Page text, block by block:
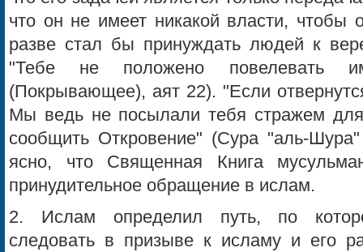
что он не имеет никакой власти,
разве стал бы принуждать людей к
"Тебе не положено повелевать
(Покрывающее), аят 22). "Если
Мы ведь не посылали тебя стражем
сообщить Откровение" (Сура "аль-
ясно, что Священная Книга мусульман
принудительное обращение в ислам.
2. Ислам определил путь, по
следовать в призыве к исламу и его